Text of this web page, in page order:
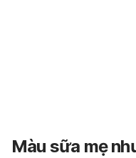
Màu sữa mẹ